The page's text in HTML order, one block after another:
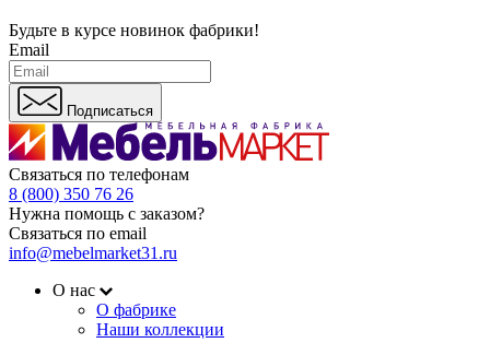
Будьте в курсе новинок фабрики!
Email
Подписаться
Связаться по телефонам
8 (800) 350 76 26
Нужна помощь с заказом?
Связаться по email
info@mebelmarket31.ru
О нас
О фабрике
Наши коллекции